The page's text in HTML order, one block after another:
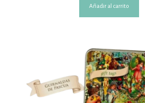
Añadir al carrito